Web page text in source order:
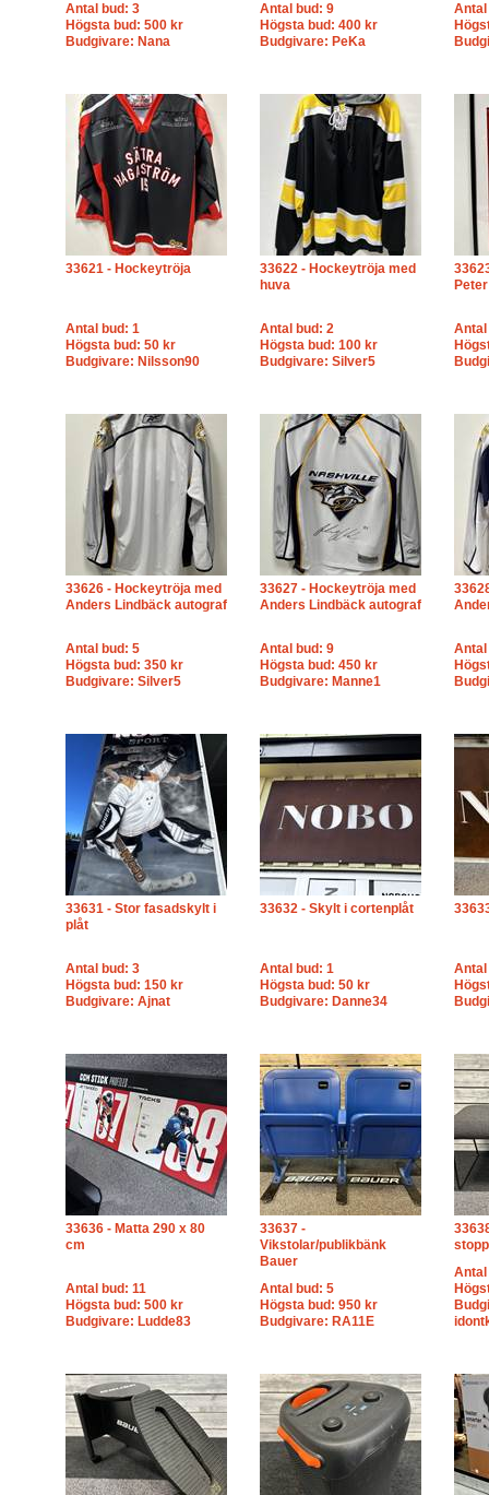
Antal bud: 3
Högsta bud: 500 kr
Budgivare: Nana
Antal bud: 9
Högsta bud: 400 kr
Budgivare: PeKa
Antal
33621 - Hockeytröja
Antal bud: 1
Högsta bud: 50 kr
Budgivare: Nilsson90
33622 - Hockeytröja med
huva
Antal bud: 2
Högsta bud: 100 kr
Budgivare: Silver5
Antal
33626 - Hockeytröja med
Anders Lindbäck autograf
Antal bud: 5
Högsta bud: 350 kr
Budgivare: Silver5
33627 - Hockeytröja med
Anders Lindbäck autograf
Antal bud: 9
Högsta bud: 450 kr
Budgivare: Manne1
Antal
33631 - Stor fasadskylt i
plåt
Antal bud: 3
Högsta bud: 150 kr
Budgivare: Ajnat
33632 - Skylt i cortenplåt
Antal bud: 1
Högsta bud: 50 kr
Budgivare: Danne34
Antal
33636 - Matta 290 x 80
cm
Antal bud: 11
Högsta bud: 500 kr
Budgivare: Ludde83
33637 -
Vikstolar/publikbänk
Bauer
Antal bud: 5
Högsta bud: 950 kr
Budgivare: RA11E
Antal